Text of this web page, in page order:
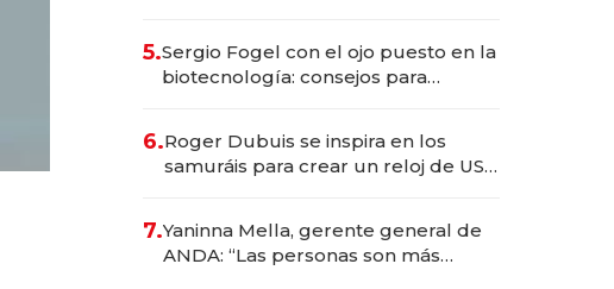
5.Sergio Fogel con el ojo puesto en la
biotecnología: consejos para
6.Roger Dubuis se inspira en los
samuráis para crear un reloj de US$
7.Yaninna Mella, gerente general de
ANDA: “Las personas son más